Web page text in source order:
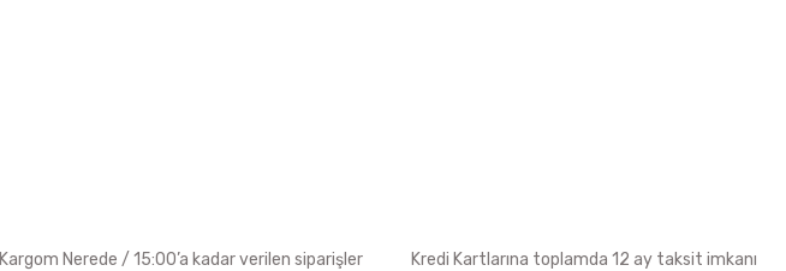
Kargom Nerede / 15:00’a kadar verilen siparişler Kredi Kartlarına toplamda 12 ay taksit imkanı